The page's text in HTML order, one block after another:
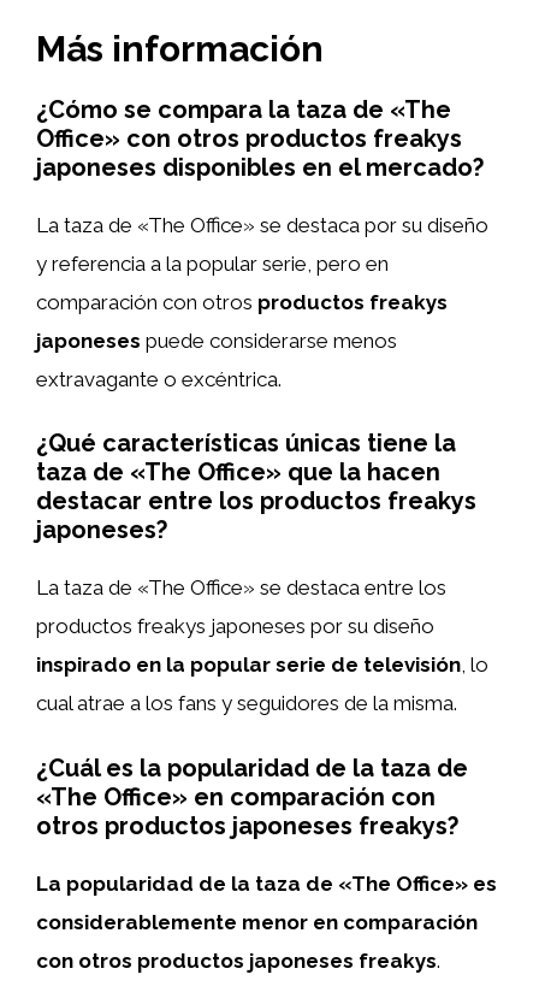
Más información
¿Cómo se compara la taza de «The
Office» con otros productos freakys
japoneses disponibles en el mercado?
La taza de «The Office» se destaca por su diseño
y referencia a la popular serie, pero en
comparación con otros productos freakys
japoneses puede considerarse menos
extravagante o excéntrica.
¿Qué características únicas tiene la
taza de «The Office» que la hacen
destacar entre los productos freakys
japoneses?
La taza de «The Office» se destaca entre los
productos freakys japoneses por su diseño
inspirado en la popular serie de televisión, lo
cual atrae a los fans y seguidores de la misma.
¿Cuál es la popularidad de la taza de
«The Office» en comparación con
otros productos japoneses freakys?
La popularidad de la taza de «The Office» es
considerablemente menor en comparación
con otros productos japoneses freakys.